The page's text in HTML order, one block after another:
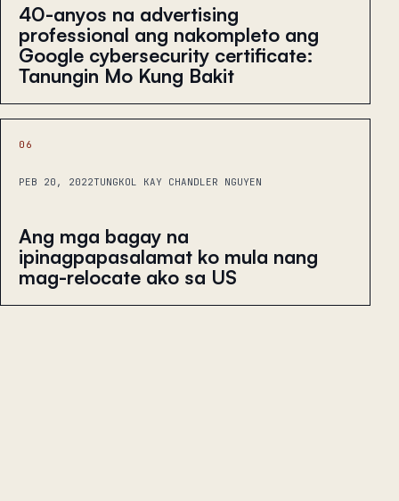
40-anyos na advertising
professional ang nakompleto ang
Google cybersecurity certificate:
Tanungin Mo Kung Bakit
06
PEB 20, 2022TUNGKOL KAY CHANDLER NGUYEN
Ang mga bagay na
ipinagpapasalamat ko mula nang
mag-relocate ako sa US